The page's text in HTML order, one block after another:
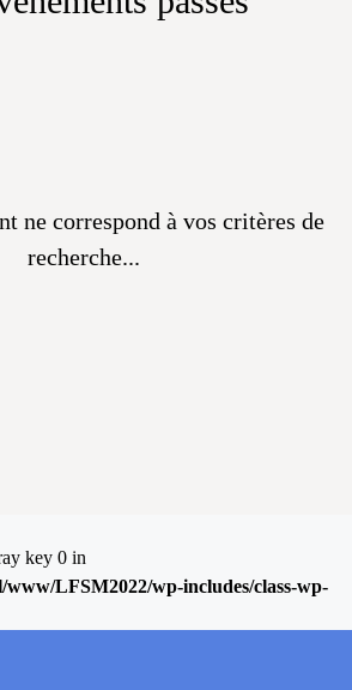
ne correspond à vos critères de
recherche...
key 0 in
www/LFSM2022/wp-includes/class-wp-